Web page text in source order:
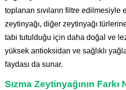
toplanan sıvıların filtre edilmesiyle
zeytinyağı, diğer zeytinyağı
tabi tutulduğu için daha doğal ve
yüksek antioksidan ve sağlıklı
faydası da sunar.
Sızma Zeytinyağının Farkı